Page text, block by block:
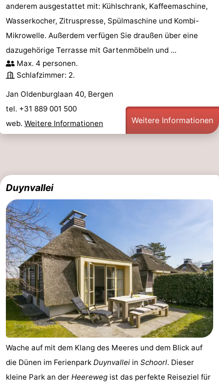
anderem ausgestattet mit: Kühlschrank, Kaffeemaschine,
Wasserkocher, Zitruspresse, Spülmaschine und Kombi-
Mikrowelle. Außerdem verfügen Sie draußen über eine
dazugehörige Terrasse mit Gartenmöbeln und ...
Max. 4 personen.
Schlafzimmer: 2.
Jan Oldenburglaan 40, Bergen
tel. +31 889 001 500
web. Weitere Informationen Weitere Informationen
Duynvallei
Wache auf mit dem Klang des Meeres und dem Blick auf
die Dünen im Ferienpark Duynvallei in Schoorl. Dieser
kleine Park an der Heereweg ist das perfekte Reiseziel für